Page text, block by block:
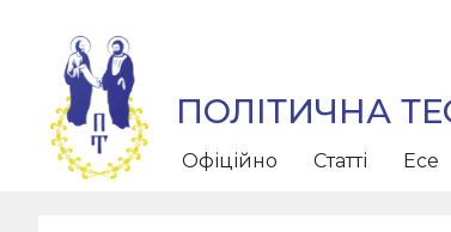
ПОЛІТИЧНА
Офіційно Статті Есе